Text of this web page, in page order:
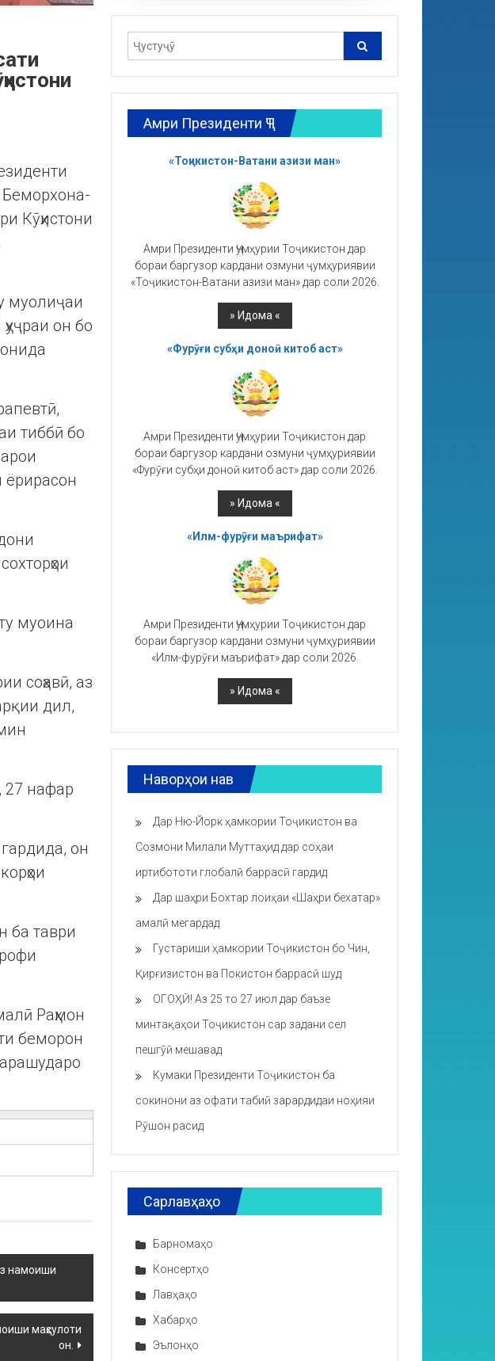
Беморхона-
Кӯҳистони
муолиҷаи
он бо
тиббӣ бо
муоина
соҳавӣ, аз
дил,
27 нафар
он
ба таври
Раҳмон
беморон
намоиши
маҳсулоти
он.
Амри Президенти ҶТ
«Тоҷикистон-Ватани азизи ман»
Амри Президенти Ҷумҳурии Тоҷикистон дар
бораи баргузор кардани озмуни ҷумҳуриявии
«Тоҷикистон-Ватани азизи ман» дар соли 2026.
«Фурӯғи субҳи доноӣ китоб аст»
Амри Президенти Ҷумҳурии Тоҷикистон дар
бораи баргузор кардани озмуни ҷумҳуриявии
«Фурӯғи субҳи доноӣ китоб аст» дар соли 2026.
«Илм-фурӯғи маърифат»
Амри Президенти Ҷумҳурии Тоҷикистон дар
бораи баргузор кардани озмуни ҷумҳуриявии
«Илм-фурӯғи маърифат» дар соли 2026.
Наворҳои нав
Дар Ню-Йорк ҳамкории Тоҷикистон ва
Созмони Милали Муттаҳид дар соҳаи
иртибототи глобалӣ баррасӣ гардид
Дар шаҳри Бохтар лоиҳаи «Шаҳри бехатар»
амалӣ мегардад
Густариши ҳамкории Тоҷикистон бо Чин,
Қирғизистон ва Покистон баррасӣ шуд
ОГОҲӢ! Аз 25 то 27 июл дар баъзе
минтақаҳои Тоҷикистон сар задани сел
пешгӯӣ мешавад
Кумаки Президенти Тоҷикистон ба
сокинони аз офати табиӣ зарардидаи ноҳияи
Рӯшон расид
Сарлавҳаҳо
Барномаҳо
Консертҳо
Лавҳаҳо
Хабарҳо
Эълонҳо